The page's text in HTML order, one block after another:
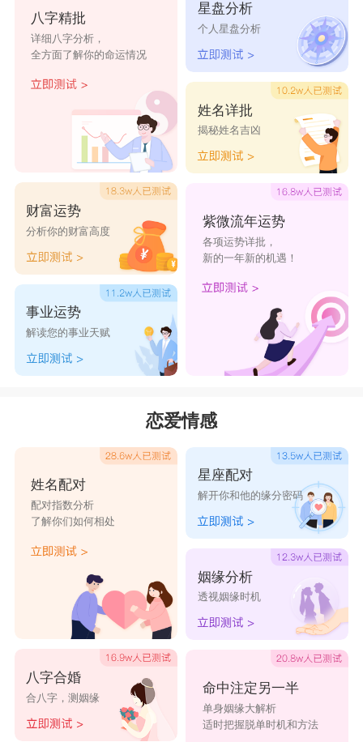
八字精批
详细八字分析，
全方面了解你的命运情况
财富运势
分析你的财富高度
事业运势
解读您的事业天赋
星盘分析
个人星盘分析
姓名详批
揭秘姓名吉凶
紫微流年运势
各项运势详批，
新的一年新的机遇！
恋爱情感
姓名配对
配对指数分析
了解你们如何相处
八字合婚
合八字，测姻缘
星座配对
解开你和他的缘分密码
姻缘分析
透视姻缘时机
命中注定另一半
单身姻缘大解析
适时把握脱单时机和方法